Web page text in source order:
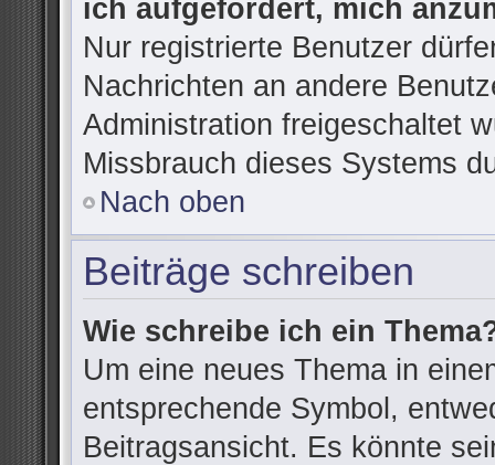
ich aufgefordert, mich
Nur registrierte Benutzer
Nachrichten an andere
Administration freigeschaltet
Missbrauch dieses Systems
Nach oben
Beiträge schreiben
Wie schreibe ich ein
Um eine neues Thema in
entsprechende Symbol,
Beitragsansicht. Es könnte